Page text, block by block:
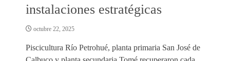
instalaciones estratégicas
octubre 22, 2025
Piscicultura Río Petrohué, planta primaria San José de